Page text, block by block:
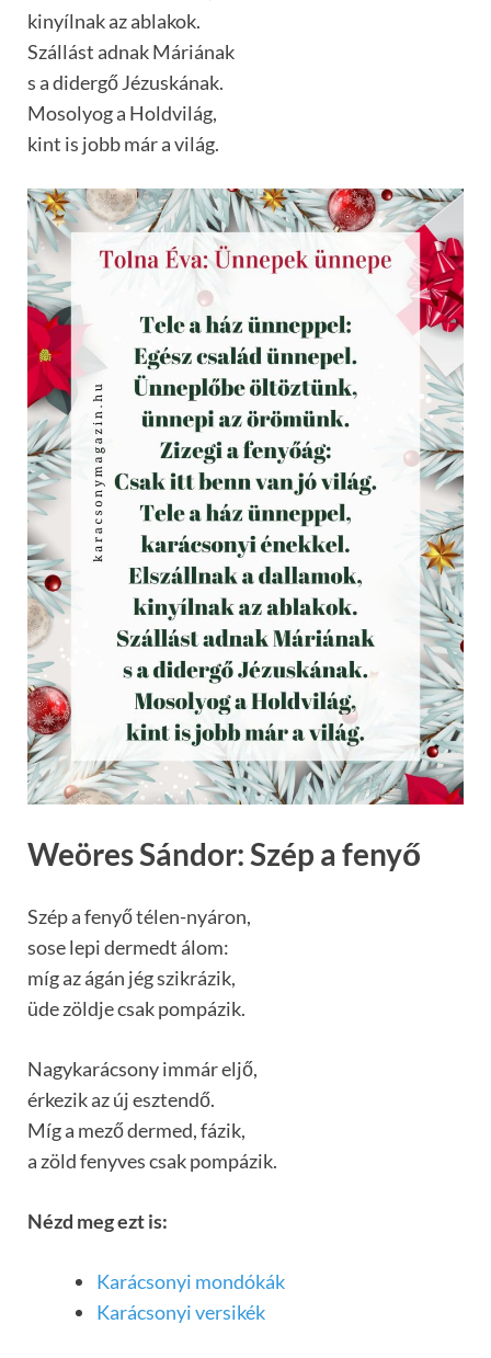
kinyílnak az ablakok.
Szállást adnak Máriának
s a didergő Jézuskának.
Mosolyog a Holdvilág,
kint is jobb már a világ.
Weöres Sándor: Szép a fenyő
Szép a fenyő télen-nyáron,
sose lepi dermedt álom:
míg az ágán jég szikrázik,
üde zöldje csak pompázik.
Nagykarácsony immár eljő,
érkezik az új esztendő.
Míg a mező dermed, fázik,
a zöld fenyves csak pompázik.
Nézd meg ezt is:
Karácsonyi mondókák
Karácsonyi versikék